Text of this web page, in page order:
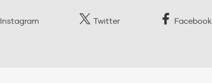
Instagram Twitter Facebook